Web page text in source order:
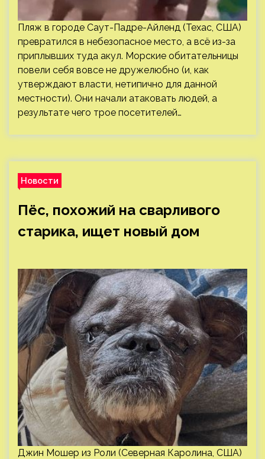
Пляж в городе Саут-Падре-Айленд (Техас, США)
превратился в небезопасное место, а всё из-за
приплывших туда акул. Морские обитательницы
повели себя вовсе не дружелюбно (и, как
утверждают власти, нетипично для данной
местности). Они начали атаковать людей, а
результате чего трое посетителей…
Новости
Пёс, похожий на сварливого
старика, ищет новый дом
Джин Мошер из Роли (Северная Каролина, США)